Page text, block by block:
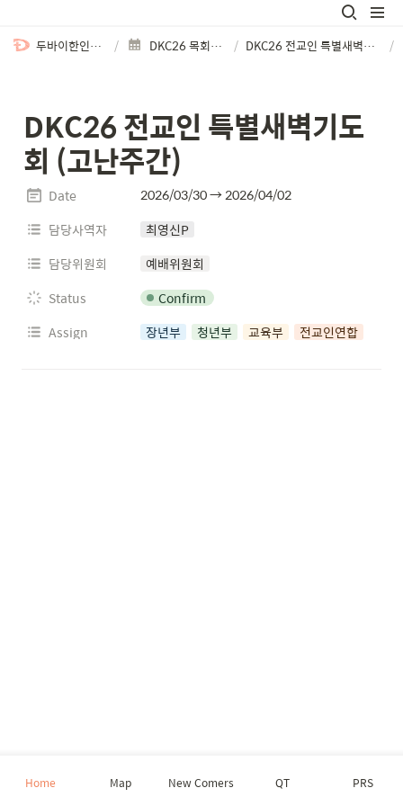
두바이한인교회 / DKC26 목회계획 / DKC26 전교인 특별새벽기도회 (고난주간) /
DKC26 전교인 특별새벽기도
회 (고난주간)
Date
2026/03/30 → 2026/04/02
담당사역자
최영신P
담당위원회
예배위원회
Status
Confirm
Assign
장년부 청년부 교육부 전교인연합
Home Map New Comers QT PRS